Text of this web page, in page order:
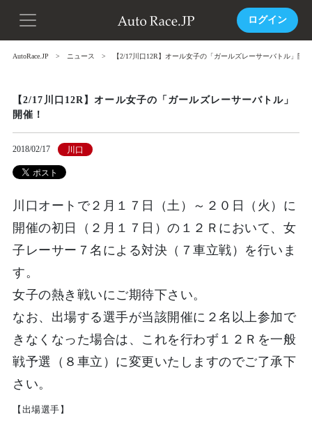
ログイン
AutoRace.JP ニュース 【2/17川口12R】オール女子の「ガールズレーサーバトル」開
【2/17川口12R】オール女子の「ガールズレーサーバトル」
開催！
2018/02/17 川口
川口オートで２月１７日（土）～２０日（火）に
開催の初日（２月１７日）の１２Ｒにおいて、女
子レーサー７名による対決（７車立戦）を行いま
す。
女子の熱き戦いにご期待下さい。
なお、出場する選手が当該開催に２名以上参加で
きなくなった場合は、これを行わず１２Ｒを一般
戦予選（８車立）に変更いたしますのでご了承下
さい。
【出場選手】